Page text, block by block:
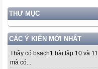
THƯ MỤC
CÁC Ý KIẾN MỚI NHẤT
Thầy có bsach1 bài tập 10 và 11
mà có...